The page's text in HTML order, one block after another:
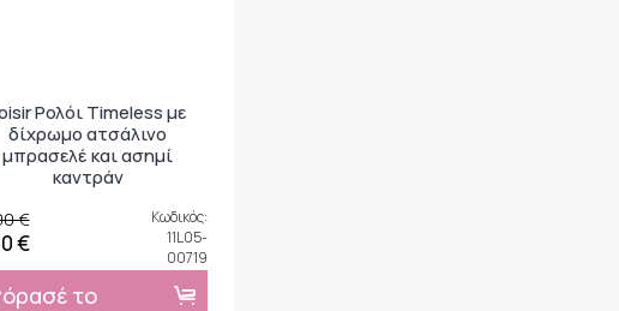
Ρολόι Timeless με
δίχρωμο ατσάλινο
μπρασελέ και ασημί
καντράν
€
€
Κωδικός:
11L05-
00719
το